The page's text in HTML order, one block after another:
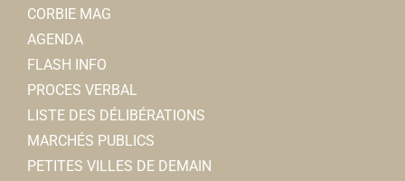
CORBIE MAG
AGENDA
FLASH INFO
PROCES VERBAL
LISTE DES DÉLIBÉRATIONS
MARCHÉS PUBLICS
PETITES VILLES DE DEMAIN